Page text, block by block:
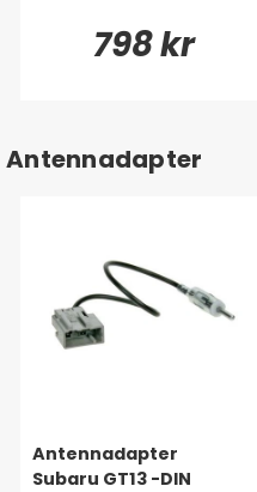
798 kr
Antennadapter
Antennadapter
Subaru GT13 -DIN